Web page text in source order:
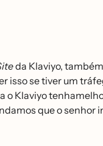
da Klaviyo,
isso se tiver um
o Klaviyo
que o senhor